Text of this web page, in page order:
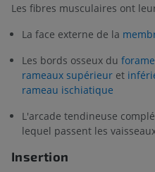
Les fibres musculaires ont
La face externe de la
Les bords osseux du
rameaux supérieur et
rameau ischiatique
L'arcade tendineuse
lequel passent les
Insertion